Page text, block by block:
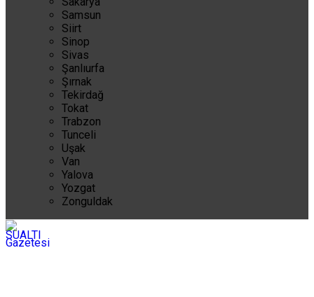
Samsun
Siirt
Sinop
Sivas
Şanlıurfa
Şırnak
Tekirdağ
Tokat
Trabzon
Tunceli
Uşak
Van
Yalova
Yozgat
Zonguldak